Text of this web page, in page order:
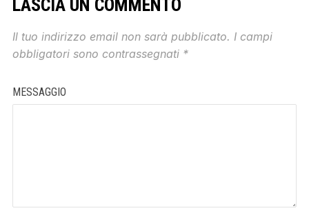
LASCIA UN COMMENTO
Il tuo indirizzo email non sarà pubblicato. I campi
obbligatori sono contrassegnati *
MESSAGGIO